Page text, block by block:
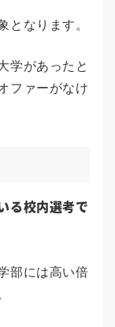
となります。
学があったと
ファーがなけ
る校内選考で
部には高い倍